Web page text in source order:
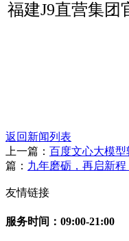
福建J9直营集团
返回新闻列表
上一篇： 百度文心大模型
篇： 九年磨砺，再启新程
友情链接
服务时间：09:00-21:00